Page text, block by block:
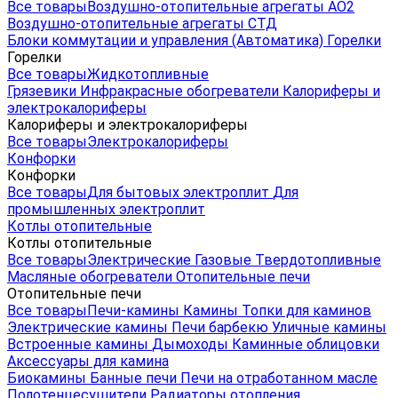
Все товарыВоздушно-отопительные агрегаты АО2
Воздушно-отопительные агрегаты СТД
Блоки коммутации и управления (Автоматика) Горелки
Горелки
Все товарыЖидкотопливные
Грязевики Инфракрасные обогреватели Калориферы и
электрокалориферы
Калориферы и электрокалориферы
Все товарыЭлектрокалориферы
Конфорки
Конфорки
Все товарыДля бытовых электроплит Для
промышленных электроплит
Котлы отопительные
Котлы отопительные
Все товарыЭлектрические Газовые Твердотопливные
Масляные обогреватели Отопительные печи
Отопительные печи
Все товарыПечи-камины Камины Топки для каминов
Электрические камины Печи барбекю Уличные камины
Встроенные камины Дымоходы Каминные облицовки
Аксессуары для камина
Биокамины Банные печи Печи на отработанном масле